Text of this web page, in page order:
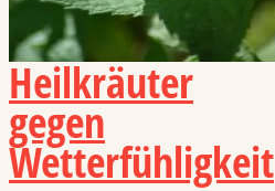
Heilkräuter
gegen
Wetterfühligkeit